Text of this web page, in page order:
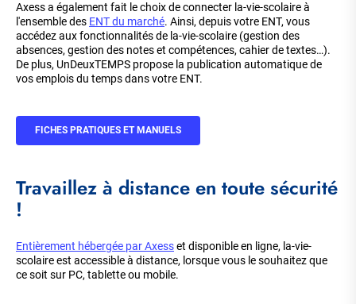
Axess a également fait le choix de connecter la-vie-scolaire à
l'ensemble des ENT du marché. Ainsi, depuis votre ENT, vous
accédez aux fonctionnalités de la-vie-scolaire (gestion des
absences, gestion des notes et compétences, cahier de textes…).
De plus, UnDeuxTEMPS propose la publication automatique de
vos emplois du temps dans votre ENT.
FICHES PRATIQUES ET MANUELS
Travaillez à distance en toute sécurité
!
Entièrement hébergée par Axesset disponible en ligne, la-vie-
scolaire est accessible à distance, lorsque vous le souhaitez que
ce soit sur PC, tablette ou mobile.